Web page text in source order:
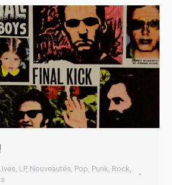
, LP, Nouveautés, Pop, Punk, Rock,